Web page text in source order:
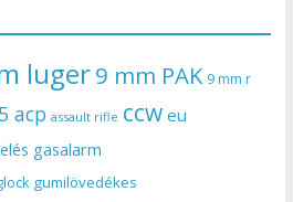
luger9 mm PAK 9 mm r
acp assault rifle ccw eu
gasalarm
gumilövedékes